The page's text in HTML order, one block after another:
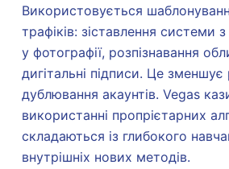
Використовується
трафіків: зіставлення системи
у фотографії, розпізнавання
дигітальні підписи. Це зменшує
дублювання акаунтів. Vegas
використанні пропрієтарних
складаються із глибокого
внутрішніх нових методів.